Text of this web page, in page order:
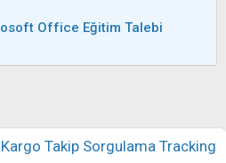
Office Eğitim Talebi
Kargo Takip Sorgulama Tracking